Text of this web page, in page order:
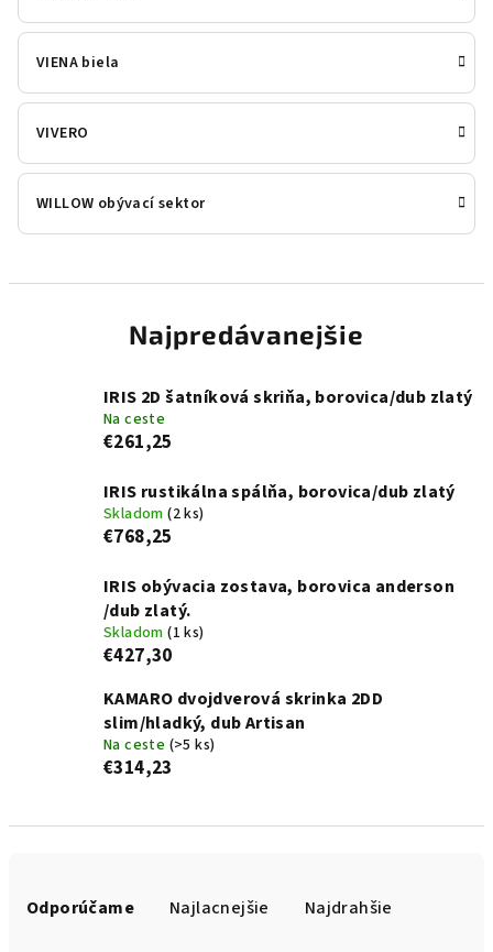
VIENA biela
VIVERO
WILLOW obývací sektor
Najpredávanejšie
IRIS 2D šatníková skriňa, borovica/dub zlatý
Na ceste
€261,25
IRIS rustikálna spálňa, borovica/dub zlatý
Skladom(2 ks)
€768,25
IRIS obývacia zostava, borovica anderson
/dub zlatý.
Skladom(1 ks)
€427,30
KAMARO dvojdverová skrinka 2DD
slim/hladký, dub Artisan
Na ceste (>5 ks)
€314,23
Odporúčame Najlacnejšie Najdrahšie